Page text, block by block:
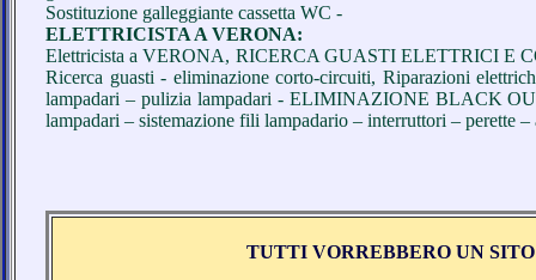
Sostituzione galleggiante cassetta WC -
ELETTRICISTA A VERONA:
Elettricista a VERONA, RICERCA GUASTI ELETTRICI E
Ricerca guasti - eliminazione corto-circuiti, Riparazioni
lampadari – pulizia lampadari - ELIMINAZIONE BLACK
lampadari – sistemazione fili lampadario – interruttori – perette
TUTTI VORREBBERO UN